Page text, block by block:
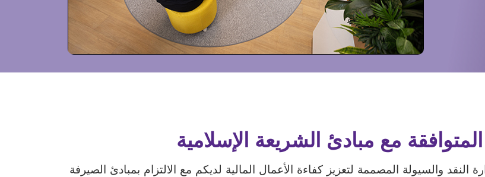
مع مبادئ الشريعة الإسلامية
والسيولة المصممة لتعزيز كفاءة الأعمال المالية لديكم مع الالتزام بمبادئ الصيرفة